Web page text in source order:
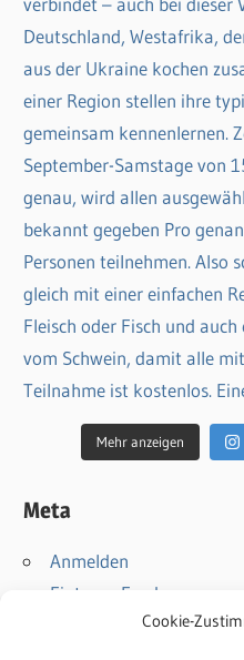
Cookie-
Mehr anzeigen
Meta
Anmelden
Eintrags-Feed
Kommentar-Feed